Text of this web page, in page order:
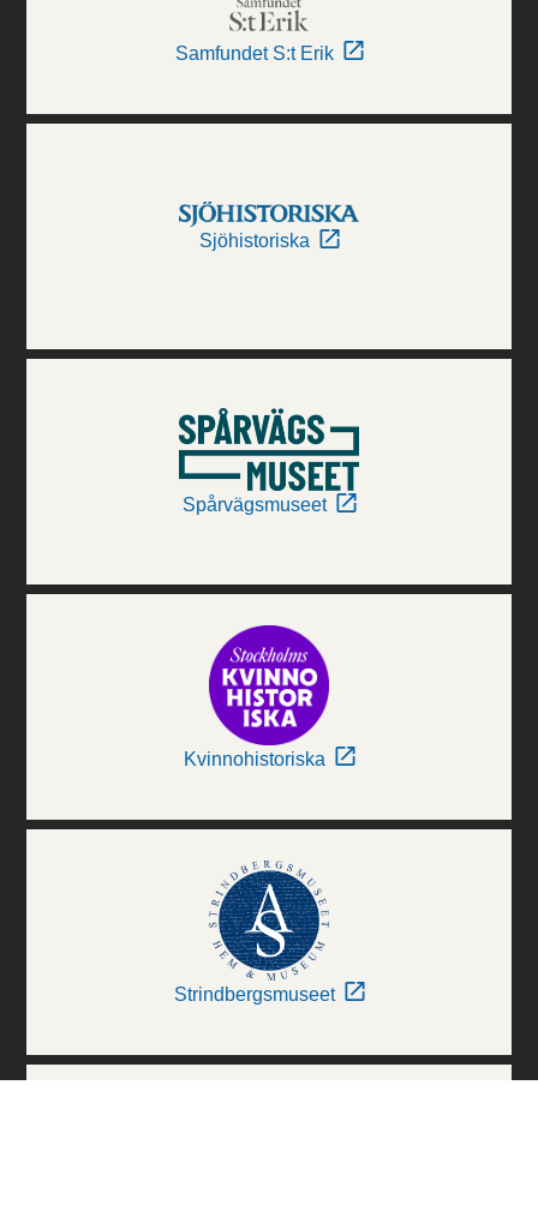
Samfundet S:t Erik
Sjöhistoriska
Spårvägsmuseet
Kvinnohistoriska
Strindbergsmuseet